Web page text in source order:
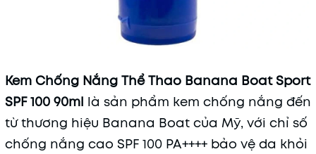
Kem Chống Nắng Thể Thao Banana Boat Sport
SPF 100 90ml là sản phẩm kem chống nắng đến
từ thương hiệu Banana Boatcủa Mỹ, với chỉ số
chống nắng cao SPF 100 PA++++ bảo vệ da khỏi